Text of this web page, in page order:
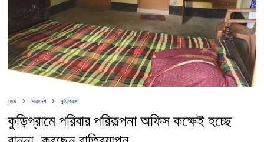
হোম সারাদেশ কুড়িগ্রাম
কুড়িগ্রামে পরিবার পরিকল্পনা অফিস কক্ষেই হচ্ছে